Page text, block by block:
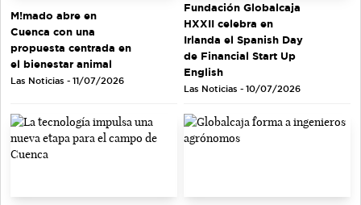
M!mado abre en
Cuenca con una
propuesta centrada en
el bienestar animal
Las Noticias - 11/07/2026
Fundación Globalcaja
HXXII celebra en
Irlanda el Spanish Day
de Financial Start Up
English
Las Noticias - 10/07/2026